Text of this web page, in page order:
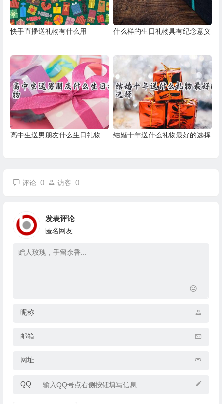
快手直播送礼物有什么用 什么样的生日礼物具有纪念意义
高中生送男朋友什么生日礼物 结婚十年送什么礼物最好的选择
评论 0 访客 0
发表评论
匿名网友
昵称
邮箱
网址
QQ